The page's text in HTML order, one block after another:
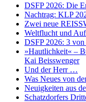
DSFP 2026: Die
Nachtrag: KLP
Zwei neue
Weltflucht und
DSFP 2026: 3 von
»Hautlichkeit« –
Kai Beisswenger
Und der Herr …
Was Neues von
Neuigkeiten aus
Schatzdorfers